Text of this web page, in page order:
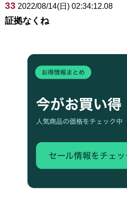
33 2022/08/14(日) 02:34:12.08
証拠なくね